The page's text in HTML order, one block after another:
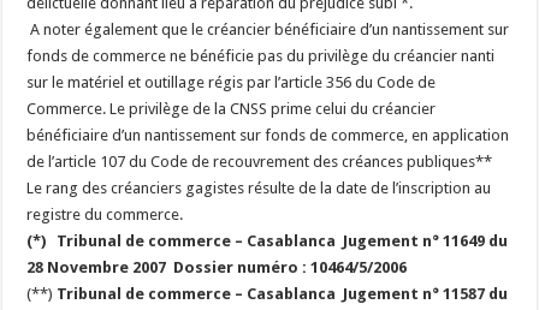
A noter également que le créancier bénéficiaire d’un nantissement sur
fonds de commerce ne bénéficie pas du privilège du créancier nanti
sur le matériel et outillage régis par l’article 356 du Code de
Commerce. Le privilège de la CNSS prime celui du créancier
bénéficiaire d’un nantissement sur fonds de commerce, en application
de l’article 107 du Code de recouvrement des créances publiques**
Le rang des créanciers gagistes résulte de la date de l’inscription au
registre du commerce.
(*) Tribunal de commerce – Casablanca Jugement n° 11649 du
28 Novembre 2007 Dossier numéro : 10464/5/2006
(**) Tribunal de commerce – Casablanca Jugement n° 11587 du